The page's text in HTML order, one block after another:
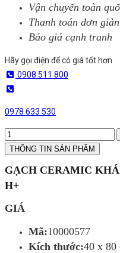
Vận chuyển toàn
Thanh
Báo giá cạnh tranh
Hãy gọi điện để có giá tốt hơn
0908 511 800
0978 633 530
THÔNG TIN SẢN PHẨM
GẠCH CERAMIC
H+
GIÁ
Mã:10000577
Kích thước:40 x 80